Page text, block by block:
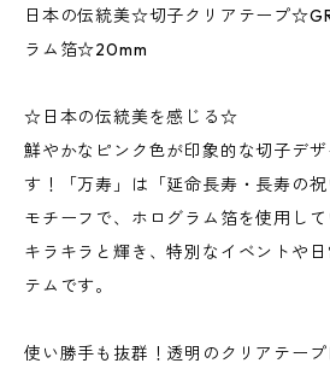
日本の伝統美☆切子クリアテープ
ラム箔☆20mm
☆日本の伝統美を感じる☆
鮮やかなピンク色が印象的な切子デ
す！「万寿」は「延命長寿・長寿の
モチーフで、ホログラム箔を使用し
キラキラと輝き、特別なイベントや
テムです。
使い勝手も抜群！透明のクリアテー